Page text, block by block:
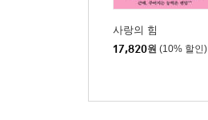
사랑의 힘
17,820원 (10% 할인)